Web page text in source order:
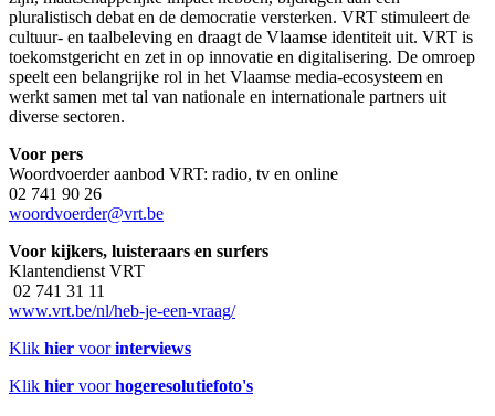
pluralistisch debat en de democratie versterken. VRT stimuleert de
cultuur- en taalbeleving en draagt de Vlaamse identiteit uit. VRT is
toekomstgericht en zet in op innovatie en digitalisering. De omroep
speelt een belangrijke rol in het Vlaamse media-ecosysteem en
werkt samen met tal van nationale en internationale partners uit
diverse sectoren.
Voor pers
Woordvoerder aanbod VRT: radio, tv en online
02 741 90 26
woordvoerder@vrt.be
Voor kijkers, luisteraars en surfers
Klantendienst VRT
02 741 31 11
www.vrt.be/nl/heb-je-een-vraag/
Klik hier voorinterviews
Klik hier voorhogeresolutiefoto's